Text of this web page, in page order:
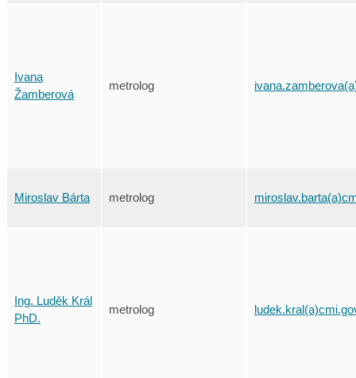
Ivana
Žamberová
metrolog
Miroslav Bárta metrolog
Ing. Luděk Král
PhD.
metrolog